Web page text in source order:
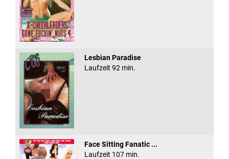
Lesbian Paradise
Laufzeit 92 min.
Face Sitting Fanatic ...
Laufzeit 107 min.